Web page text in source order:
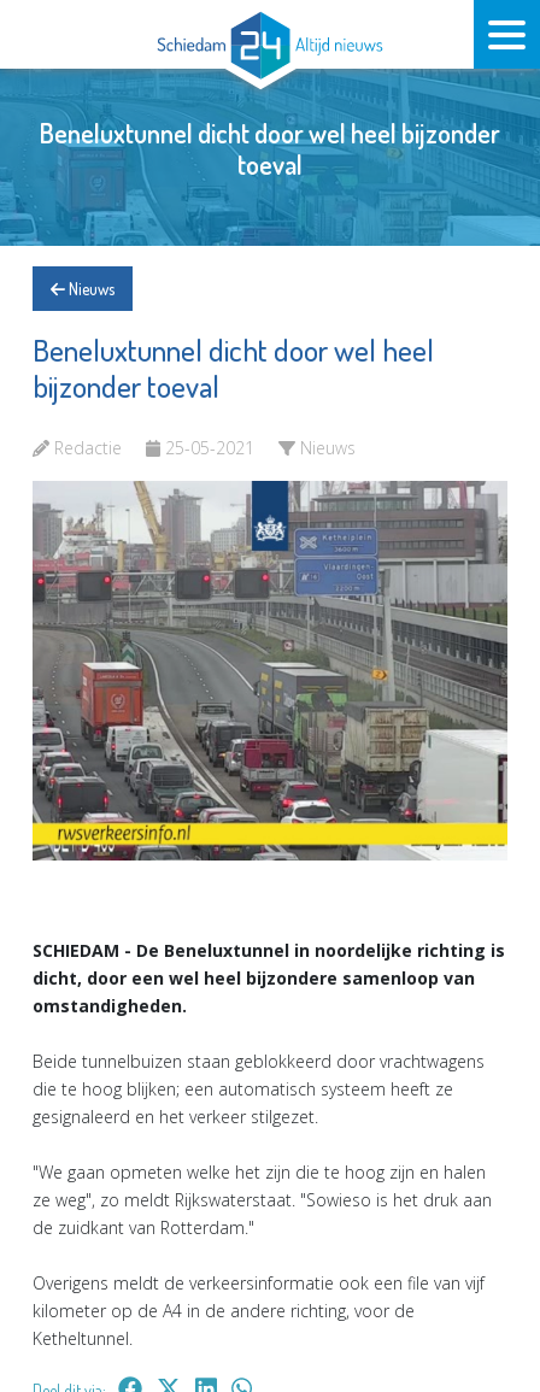
Beneluxtunnel dicht door wel heel bijzonder
toeval
Nieuws
Beneluxtunnel dicht door wel heel
bijzonder toeval
Redactie 25-05-2021 Nieuws
SCHIEDAM - De Beneluxtunnel in noordelijke richting is
dicht, door een wel heel bijzondere samenloop van
omstandigheden.
Beide tunnelbuizen staan geblokkeerd door vrachtwagens
die te hoog blijken; een automatisch systeem heeft ze
gesignaleerd en het verkeer stilgezet.
"We gaan opmeten welke het zijn die te hoog zijn en halen
ze weg", zo meldt Rijkswaterstaat. "Sowieso is het druk aan
de zuidkant van Rotterdam."
Overigens meldt de verkeersinformatie ook een file van vijf
kilometer op de A4 in de andere richting, voor de
Ketheltunnel.